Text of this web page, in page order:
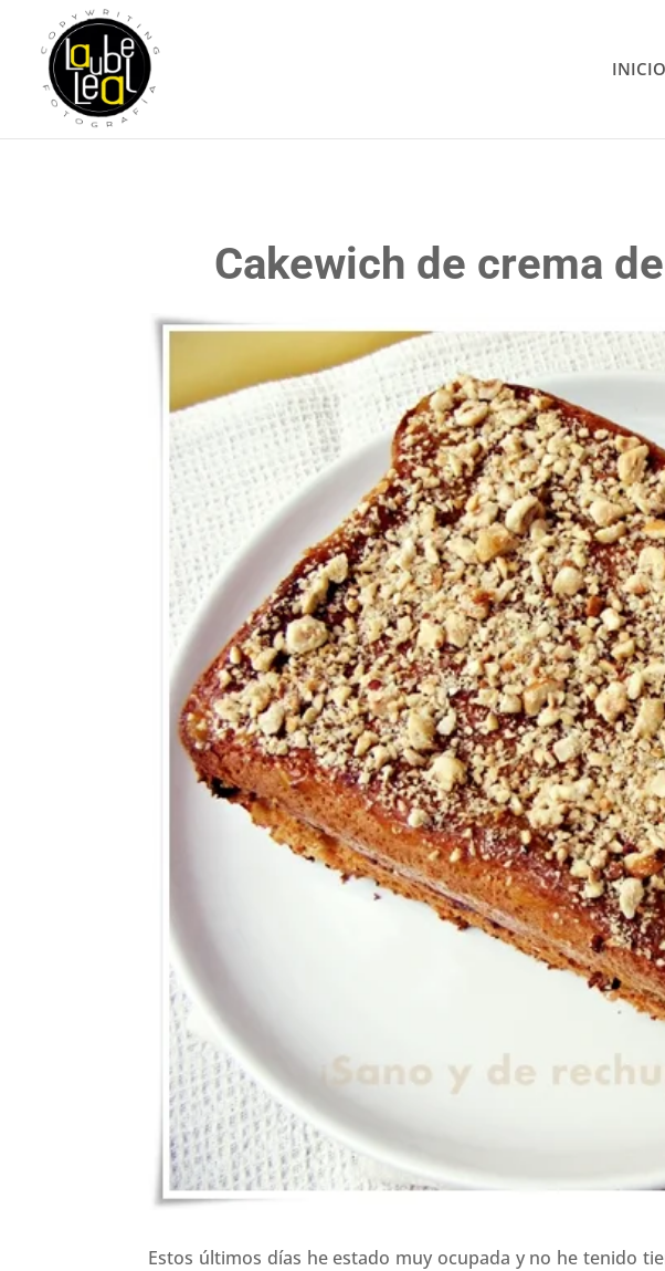
INICIO
Cakewich de crema
Estos últimos días he estado muy ocupada y no he tenido